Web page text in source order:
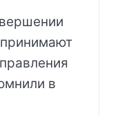
принимают
в